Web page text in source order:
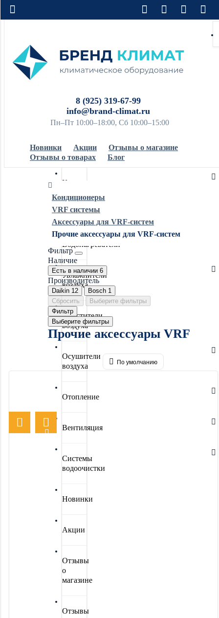
8 (925) 319-67-99
info@brand-climat.ru
Пн–Пт 10:00–18:00, Сб 10:00–15:00
Новинки Акции
Отзывы о магазине
Отзывы о товарах
Блог
Кондиционеры
Обогреватели
Водонагреватели
Увлажнители
воздуха
Очистители
воздуха
Осушители
воздуха
Отопление
Вентиляция
Системы
водоочистки
Новинки
Акции
Отзывы
о
магазине
Отзывы
Кондиционеры
VRF системы
Аксессуары для VRF-систем
Прочие аксессуары для VRF-систем
Фильтр
Наличие
Есть в наличии 6
Производитель
Daikin 12 Bosch 1
Сбросить
Выберите фильтры
Фильтр
Выберите фильтры
Прочие аксессуары VRF
По умолчанию